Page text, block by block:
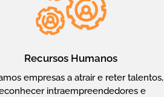
Recursos Humanos
empresas a atrair e reter talentos,
intraempreendedores e